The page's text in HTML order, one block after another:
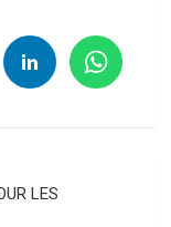
LES